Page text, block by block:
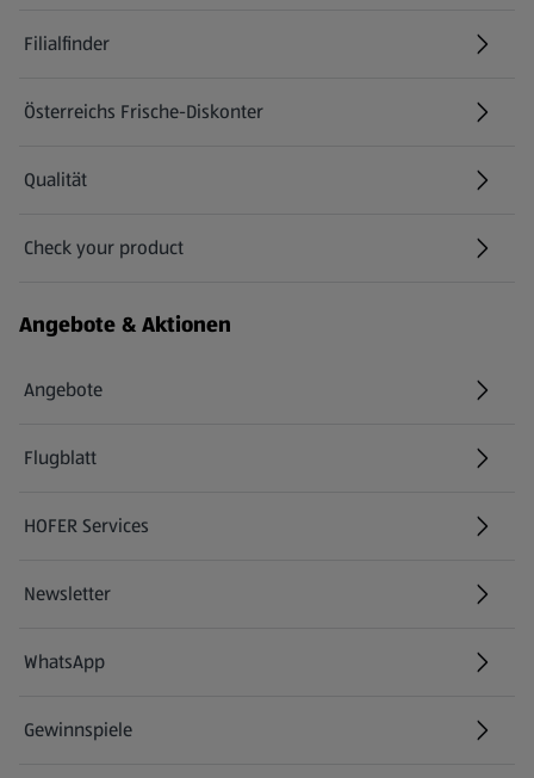
Filialfinder
Österreichs Frische-Diskonter
Qualität
Check your product
(öffnet in einem neuen Tab)
Angebote & Aktionen
Angebote
Flugblatt
HOFER Services
Newsletter
WhatsApp
Gewinnspiele